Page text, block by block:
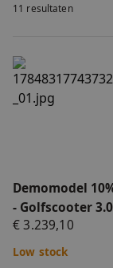
Accu's &
Nieuws
Contact
11 resultaten
Demomodel
- Golfscooter 3.0
€ 3.239,10
Low stock
Demomodel